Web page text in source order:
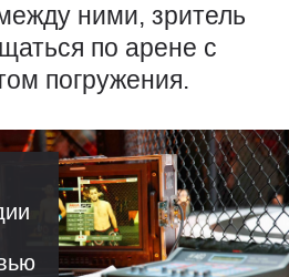
ними, зритель
по арене с
погружения.